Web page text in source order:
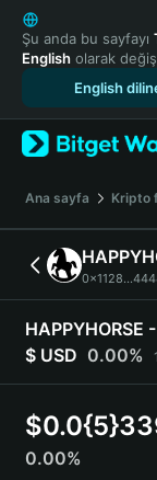
English
日本語
Tiếng Việt
Español
Türkçe
Français
Deutsch
简体中文
繁體中文
Português
Bahasa Indonesia
ภาษาไทย
हिन्दी
Español
Português (Brasil)
Şu anda bu sayfayı
English olarak
English
Ana sayfa Kripto
HAPPYHORSE
$ USD 0.00%
$
0.00%